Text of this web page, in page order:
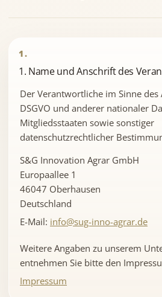
1.
1. Name und Anschrift des
Der Verantwortliche im Sinne des
DSGVO und anderer nationaler
Mitgliedsstaaten sowie sonstiger
datenschutzrechtlicher
S&G Innovation Agrar GmbH
Europaallee 1
46047 Oberhausen
Deutschland
E-Mail: info@sug-inno-agrar.de
Weitere Angaben zu unserem
entnehmen Sie bitte den
Impressum